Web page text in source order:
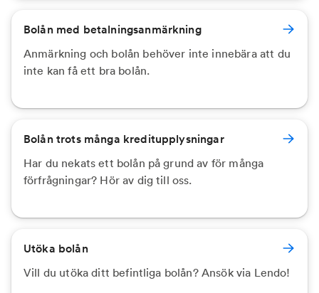
Bolån med betalningsanmärkning
Anmärkning och bolån behöver inte innebära att du
inte kan få ett bra bolån.
Bolån trots många kreditupplysningar
Har du nekats ett bolån på grund av för många
förfrågningar? Hör av dig till oss.
Utöka bolån
Vill du utöka ditt befintliga bolån? Ansök via Lendo!